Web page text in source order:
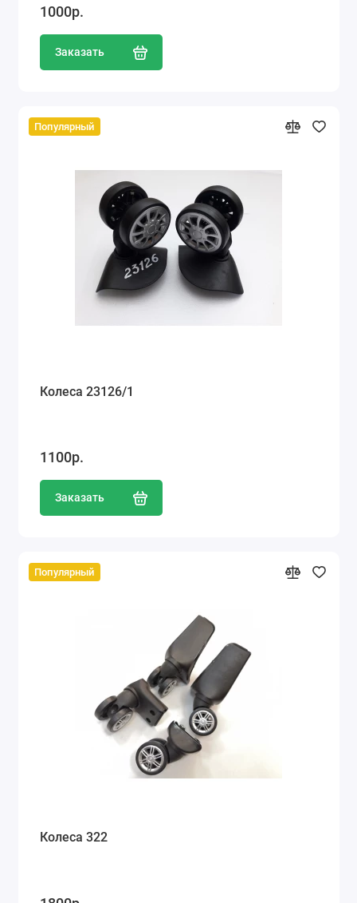
1000р.
Заказать
Популярный
Колеса 23126/1
1100р.
Заказать
Популярный
Колеса 322